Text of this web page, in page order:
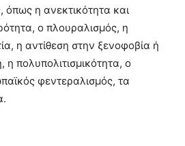
όπως η ανεκτικότητα και
ο πλουραλισμός, η
η αντίθεση στην ξενοφοβία ή
πολυπολιτισμικότητα, ο
φεντεραλισμός, τα